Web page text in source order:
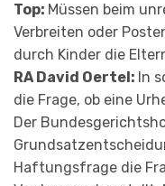
Top: Müssen beim
Verbreiten oder
durch Kinder die
RA David Oertel: In
die Frage, ob eine
Der
Haftungsfrage die